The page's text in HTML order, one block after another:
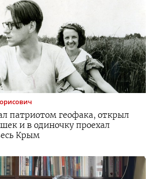
патриотом геофака, открыл
и в одиночку проехал
Крым